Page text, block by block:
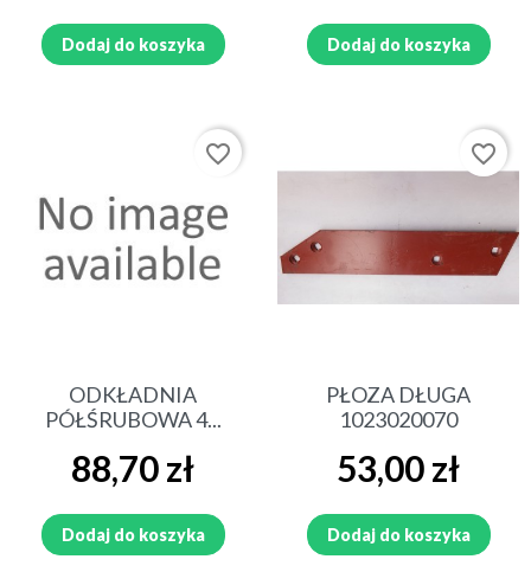
Dodaj do koszyka Dodaj do koszyka
ODKŁADNIA
PÓŁŚRUBOWA 4...
Cena
88,70 zł
Dodaj do koszyka
favorite_border
PŁOZA DŁUGA
1023020070
Cena
53,00 zł
Dodaj do koszyka
favorite_border